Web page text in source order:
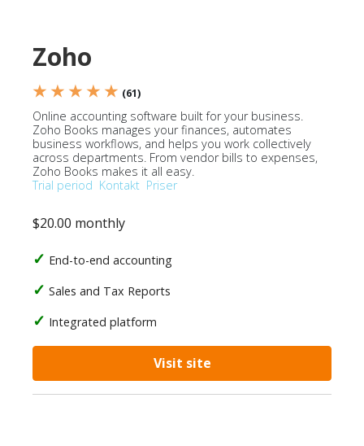
Zoho
★ ★ ★ ★ ★ (61)
Online accounting software built for your business.
Zoho Books manages your finances, automates
business workflows, and helps you work collectively
across departments. From vendor bills to expenses,
Zoho Books makes it all easy.
Trial period Kontakt Priser
$20.00 monthly
End-to-end accounting
Sales and Tax Reports
Integrated platform
Visit site